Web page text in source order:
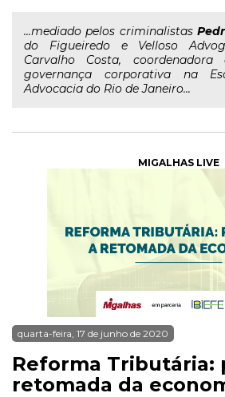
...mediado pelos criminalistas
do Figueiredo e Velloso
Carvalho Costa,
governança corporativa na
Advocacia do Rio de Janeiro...
MIGALHAS LIVE
quarta-feira, 17 de junho de 2020
Reforma Tributária:
retomada da